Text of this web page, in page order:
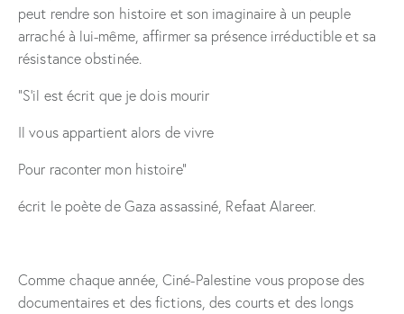
peut rendre son histoire et son imaginaire à un peuple
arraché à lui-même, affirmer sa présence irréductible et sa
résistance obstinée.
“S’il est écrit que je dois mourir
Il vous appartient alors de vivre
Pour raconter mon histoire”
écrit le poète de Gaza assassiné, Refaat Alareer.
Comme chaque année, Ciné-Palestine vous propose des
documentaires et des fictions, des courts et des longs